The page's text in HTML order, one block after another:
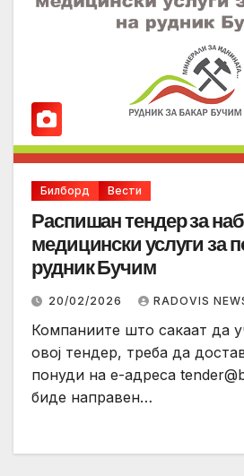
Билборд Вести
Распишан тендер за
медицински услуги за
рудник Бучим
20/02/2026 RADOVIS
Компаниите што сакаат да
овој тендер, треба да
понуди на е-адреса
биде направен…